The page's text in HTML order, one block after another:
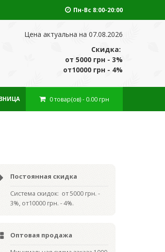
Пн-Вс 8:00-20:00
Цена актуальна на 07.08.2026
Скидка:
от 5000 грн - 3%
от10000 грн - 4%
0товар(ов)- 0.00 грн
Постоянная скидка
Система скидок: от 5000 грн. -
3%, от10000 грн. - 4%.
Оптовая продажа